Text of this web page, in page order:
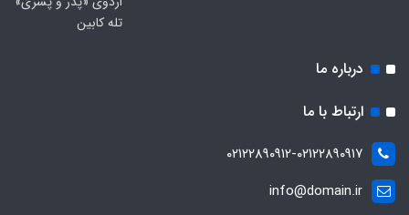
تله کابین
درباره ما
ارتباط با ما
۰۲۱۲۲۸۹۰۹۱۲-۰۲۱۲۲۸۹۰۹۱۷
info@domain.ir